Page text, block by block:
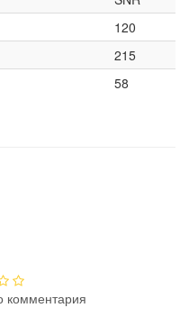
120
215
58
комментария